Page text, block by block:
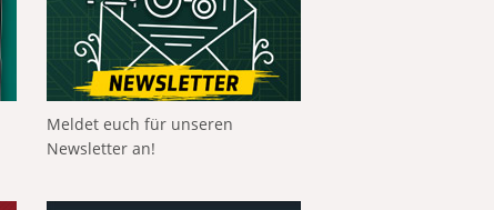
Meldet euch für unseren
Newsletter an!